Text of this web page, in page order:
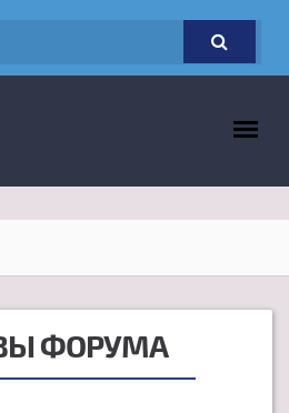
ФОРУМА